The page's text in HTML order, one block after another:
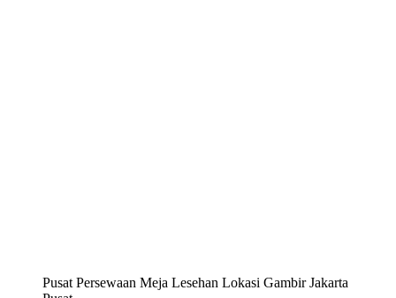
Pusat Persewaan Meja Lesehan Lokasi Gambir Jakarta